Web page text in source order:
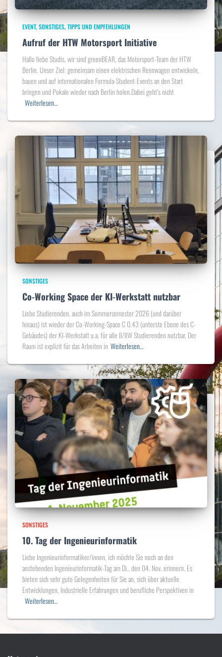
EVENT SONSTIGES TIPPS UND EMPFEHLUNGEN
Aufruf der HTW Motorsport Initiative
Hallo liebe Studis, wir sind greenBEAR, das Motorsport-Team der HTW
Berlin. Unser Ziel: gemeinsam einen elektrischen Rennwagen entwickeln,
bauen und auf internationalen Formula-Student-Events an den Start
bringen und Pokale wieder nach Berlin holen.Dabei geht’s nicht
Weiterlesen…
SONSTIGES
Co-Working Space der KI-Werkstatt nutzbar
Liebe Studierenden, auch im Sommersemester 2026 (und darüber
hinaus) ist wieder der Co-Working-Space C 0.43 (unterste Ebene des C-
Gebäudes) der KI-Werkstatt u.a. für alle II/IIW Studierenden nutzbar. Der
Raum ist explizit für das Arbeiten in Weiterlesen…
SONSTIGES
10. Tag der Ingenieurinformatik
Liebe Ingenieurinformatiker/innen, ich möchte Sie noch an den
anstehenden Ingenieurinformatik-Tag am Di., den 04. Nov. erinnern. Es
bieten sich sehr gute Gelegenheiten für Sie an, sich über aktuelle
Entwicklungen, Industrielle Erfahrungen und berufliche Perspektiven in
Weiterlesen…